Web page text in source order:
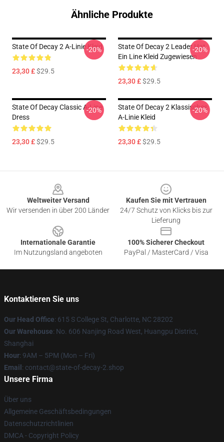
Ähnliche Produkte
State Of Decay 2 A-Linie Kleid
23,30 £$29.5
-20%
State Of Decay 2 Leader Hat
Ein Line Kleid Zugewiesen
23,30 £$29.5
-20%
State Of Decay Classic A-Line
Dress
23,30 £$29.5
-20%
State Of Decay 2 Klassisches
A-Linie Kleid
23,30 £$29.5
-20%
Weltweiter Versand
Wir versenden in über 200 Länder
Kaufen Sie mit Vertrauen
24/7 Schutz von Klicks bis zur
Lieferung
Internationale Garantie
Im Nutzungsland angeboten
100% Sicherer Checkout
PayPal / MasterCard / Visa
Kontaktieren Sie uns
Our Head Office: 615 S College St, Charlotte, NC 28202
Our Warehouse: No. 606 Nanjing Road West, Huangpu District,
Shanghai
Hour: 9AM – 5PM (Mon – Fri)
Email : contact@state-of-decay-2.shop
Unsere Firma
Über uns
Allgemeine Geschäftsbedingungen
Datenschutzrichtlinien
DMCA - Copyright Policy